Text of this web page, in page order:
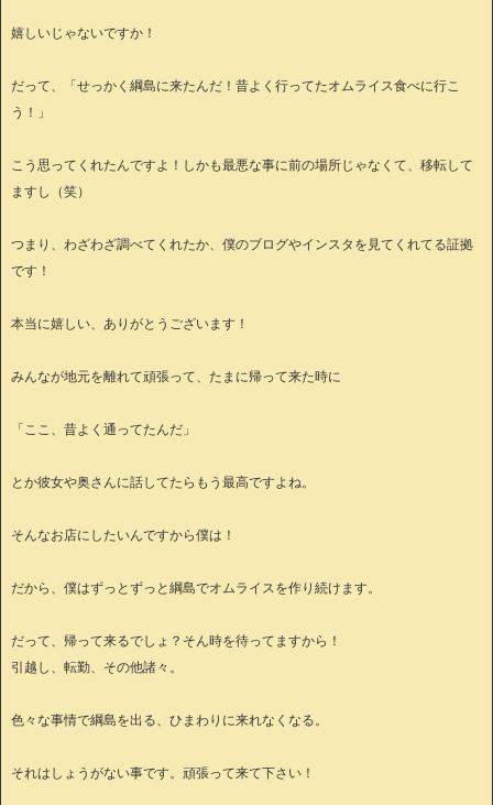
嬉しいじゃないですか！
だって、「せっかく綱島に来たんだ！昔よく行ってたオムライス食べに行こ
う！」
こう思ってくれたんですよ！しかも最悪な事に前の場所じゃなくて、移転して
ますし（笑）
つまり、わざわざ調べてくれたか、僕のブログやインスタを見てくれてる証拠
です！
本当に嬉しい、ありがとうございます！
みんなが地元を離れて頑張って、たまに帰って来た時に
「ここ、昔よく通ってたんだ」
とか彼女や奥さんに話してたらもう最高ですよね。
そんなお店にしたいんですから僕は！
だから、僕はずっとずっと綱島でオムライスを作り続けます。
だって、帰って来るでしょ？そん時を待ってますから！
引越し、転勤、その他諸々。
色々な事情で綱島を出る、ひまわりに来れなくなる。
それはしょうがない事です。頑張って来て下さい！